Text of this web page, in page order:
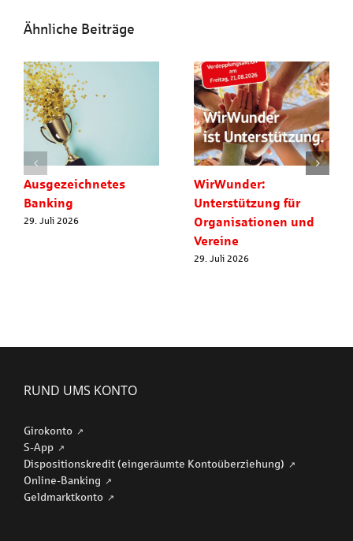
Ähnliche Beiträge
Ausgezeichnetes
Banking
29. Juli 2026
WirWunder:
Unterstützung für
Organisationen und
Vereine
29. Juli 2026
RUND UMS KONTO
Girokonto
S-App
Dispositionskredit (eingeräumte Kontoüberziehung)
Online-Banking
Geldmarktkonto